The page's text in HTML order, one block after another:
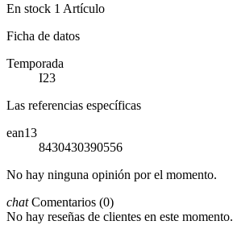
En stock 1 Artículo
Ficha de datos
Temporada
I23
Las referencias específicas
ean13
8430430390556
No hay ninguna opinión por el momento.
chatComentarios (0)
No hay reseñas de clientes en este momento.